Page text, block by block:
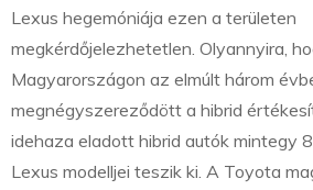
Lexus hegemóniája ezen a területen
megkérdőjelezhetetlen. Olyannyira,
Magyarországon az elmúlt három
megnégyszereződött a hibrid
idehaza eladott hibrid autók mintegy
Lexus modelljei teszik ki. A Toyota